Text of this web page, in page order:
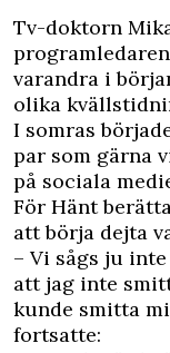
Tv-doktorn
varandra i
olika
I somras
par som gärna
på sociala
För Hänt
att börja dejta
– Vi sågs ju
att jag inte
kunde smitta
fortsatte: